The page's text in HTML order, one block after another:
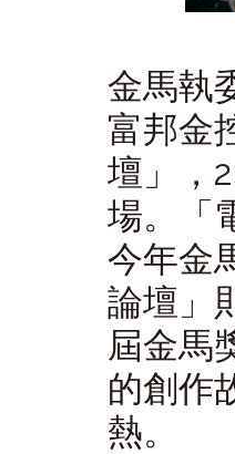
金馬執
富邦金
壇」，
場。「
今年金
論壇」
屆金馬
的創作
熱。